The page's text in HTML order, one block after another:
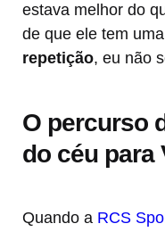
estava melhor do
de que ele tem uma
repetição, eu não
O percurso
do céu para
Quando a RCS